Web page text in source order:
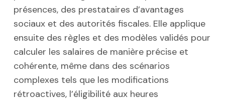
présences, des prestataires d’avantages
sociaux et des autorités fiscales. Elle applique
ensuite des règles et des modèles validés pour
calculer les salaires de manière précise et
cohérente, même dans des scénarios
complexes tels que les modifications
rétroactives, l’éligibilité aux heures